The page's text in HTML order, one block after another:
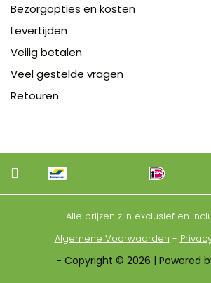
Bezorgopties en kosten
Levertijden
Veilig betalen
Veel gestelde vragen
Retouren
Alle prijzen zijn exclusief en
Algemene Voorwaarden -
- Copyright © 2026 | Powered